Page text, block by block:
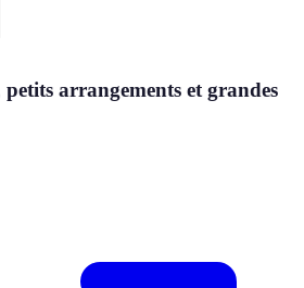
petits arrangements et grandes